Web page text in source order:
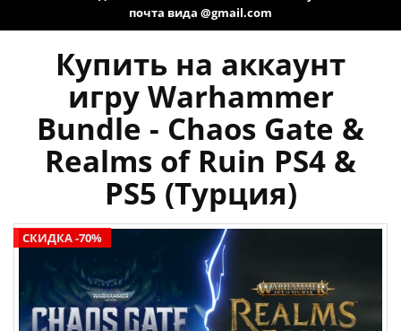
почта вида @gmail.com
Купить на аккаунт
игру Warhammer
Bundle - Chaos Gate &
Realms of Ruin PS4 &
PS5 (Турция)
СКИДКА -70%